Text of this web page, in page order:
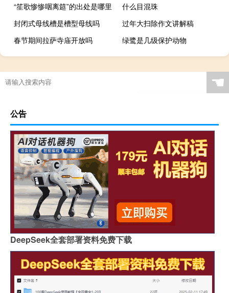
“笙歌惨惨咽离筵”的出处是哪里
什么目混珠
封闭式母线槽是槽型母线吗
过年大扫除作文讲解稿
春节期间拉萨寺庙开放吗
绿鹭是几级保护动物
☚
公告
DeepSeek全套部署资料免费下载